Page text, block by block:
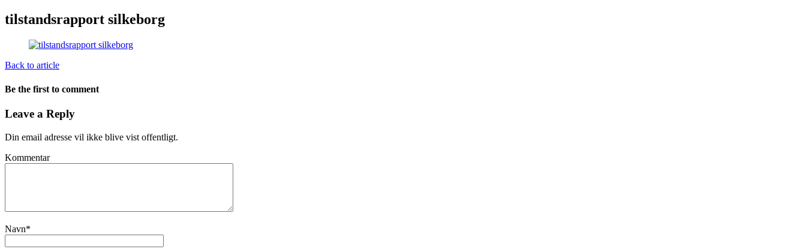
tilstandsrapport silkeborg
Back to article
Be the first to comment
Leave a Reply
Din email adresse vil ikke blive vist offentligt.
Kommentar
Navn*